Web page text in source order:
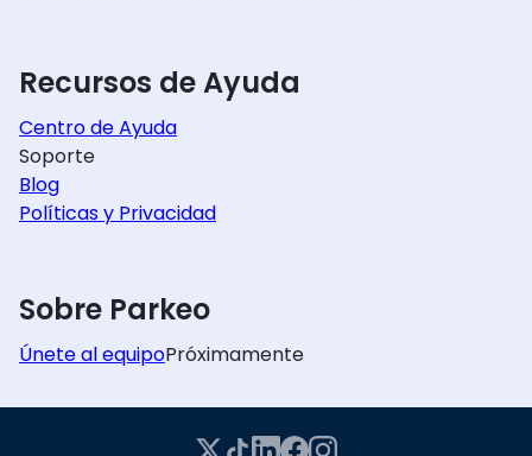
Recursos de Ayuda
Centro de Ayuda
Soporte
Blog
Políticas y Privacidad
Sobre Parkeo
Únete al equipoPróximamente